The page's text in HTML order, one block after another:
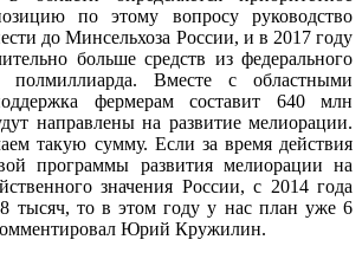
по этому вопросу руководство
до Минсельхоза России, и в 2017 году
больше средств из федерального
Вместе с областными
фермерам составит 640 млн
направлены на развитие мелиорации.
такую сумму. Если за время действия
программы развития мелиорации на
значения России, с 2014 года
тысяч, то в этом году у нас план уже 6
Юрий Кружилин.